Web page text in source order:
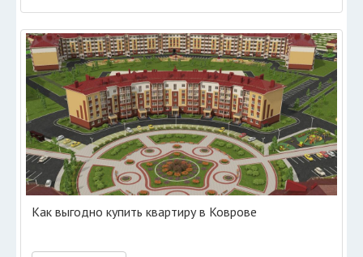
Как выгодно купить квартиру в Коврове